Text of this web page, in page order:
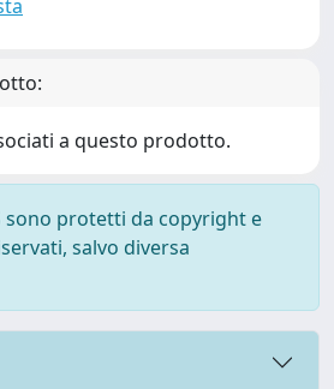
a questo prodotto.
sono protetti da copyright e
salvo diversa